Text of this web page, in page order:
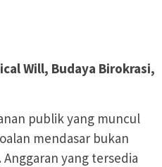
Will, Budaya Birokrasi,
publik yang muncul
mendasar bukan
yang tersedia